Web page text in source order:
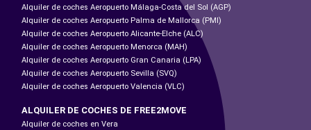
Alquiler de coches Aeropuerto Málaga-Costa del Sol (AGP)
Alquiler de coches Aeropuerto Palma de Mallorca (PMI)
Alquiler de coches Aeropuerto Alicante-Elche (ALC)
Alquiler de coches Aeropuerto Menorca (MAH)
Alquiler de coches Aeropuerto Gran Canaria (LPA)
Alquiler de coches Aeropuerto Sevilla (SVQ)
Alquiler de coches Aeropuerto Valencia (VLC)
ALQUILER DE COCHES DE FREE2MOVE
Alquiler de coches en Vera